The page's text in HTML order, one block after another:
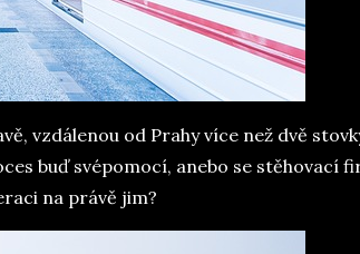
vzdálenou od Prahy více než dvě
buď svépomocí, anebo se stěhovací
na právě jim?